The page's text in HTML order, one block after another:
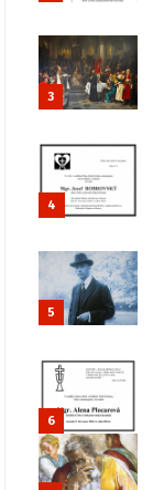
3
4
5
6